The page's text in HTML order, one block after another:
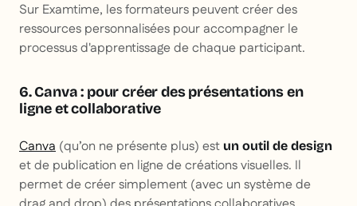
Sur Examtime, les formateurs peuvent créer des
ressources personnalisées pour accompagner le
processus d'apprentissage de chaque participant.
6. Canva : pour créer des présentations en
ligne et collaborative
Canva (qu’on ne présente plus) est un outil de design
et de publication en ligne de créations visuelles. Il
permet de créer simplement (avec un système de